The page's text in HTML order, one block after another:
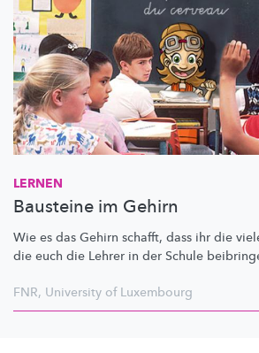
LERNEN
Bausteine im Gehirn
Wie es das Gehirn schafft, dass ihr die
die euch die Lehrer in der Schule
FNR, University of Luxembourg